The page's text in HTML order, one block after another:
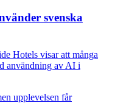
svenska
Hotels visar att många
användning av AI i